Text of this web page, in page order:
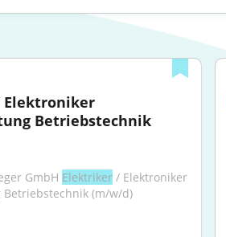
Elektroniker
Betriebstechnik
GmbH Elektriker / Elektroniker
(m/w/d)